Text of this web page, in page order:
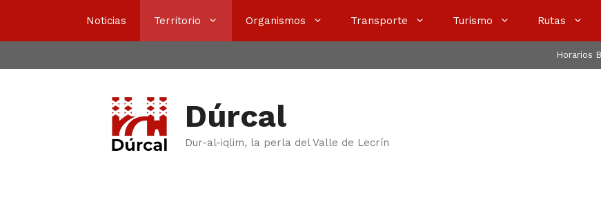
contenido
Noticias Territorio Organismos Transporte Turismo Rutas
Horarios
Dúrcal
Dur-al-iqlim, la perla del Valle de Lecrín